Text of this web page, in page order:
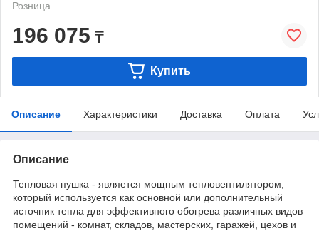
Розница
196 075 ₸
Купить
Описание Характеристики Доставка Оплата
Описание
Тепловая пушка - является мощным тепловентилятором,
который используется как основной или дополнительный
источник тепла для эффективного обогрева различных видов
помещений - комнат, складов, мастерских, гаражей, цехов и